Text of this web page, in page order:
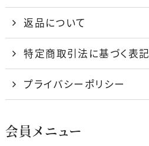
返品について
特定商取引法に基づく表記
プライバシーポリシー
会員メニュー